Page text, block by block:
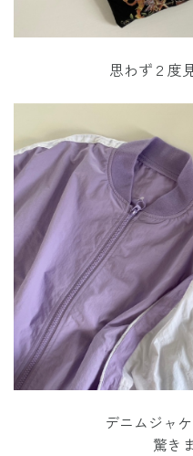
思わず２度
デニムジャ
驚き